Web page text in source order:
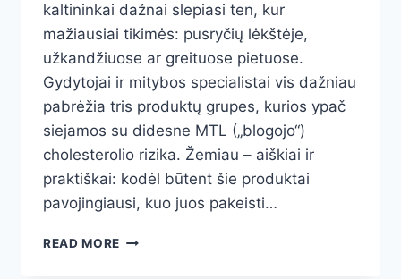
kaltininkai dažnai slepiasi ten, kur
mažiausiai tikimės: pusryčių lėkštėje,
užkandžiuose ar greituose pietuose.
Gydytojai ir mitybos specialistai vis dažniau
pabrėžia tris produktų grupes, kurios ypač
siejamos su didesne MTL („blogojo“)
cholesterolio rizika. Žemiau – aiškiai ir
praktiškai: kodėl būtent šie produktai
pavojingiausi, kuo juos pakeisti…
READ MORE 3